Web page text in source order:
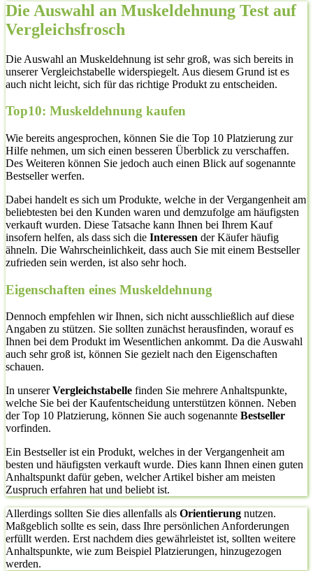
Die Auswahl an Muskeldehnung Test auf
Vergleichsfrosch
Die Auswahl an Muskeldehnung ist sehr groß, was sich bereits in
unserer Vergleichstabelle widerspiegelt. Aus diesem Grund ist es
auch nicht leicht, sich für das richtige Produkt zu entscheiden.
Top10: Muskeldehnung kaufen
Wie bereits angesprochen, können Sie die Top 10 Platzierung zur
Hilfe nehmen, um sich einen besseren Überblick zu verschaffen.
Des Weiteren können Sie jedoch auch einen Blick auf sogenannte
Bestseller werfen.
Dabei handelt es sich um Produkte, welche in der Vergangenheit am
beliebtesten bei den Kunden waren und demzufolge am häufigsten
verkauft wurden. Diese Tatsache kann Ihnen bei Ihrem Kauf
insofern helfen, als dass sich die Interessen der Käufer häufig
ähneln. Die Wahrscheinlichkeit, dass auch Sie mit einem Bestseller
zufrieden sein werden, ist also sehr hoch.
Eigenschaften eines Muskeldehnung
Dennoch empfehlen wir Ihnen, sich nicht ausschließlich auf diese
Angaben zu stützen. Sie sollten zunächst herausfinden, worauf es
Ihnen bei dem Produkt im Wesentlichen ankommt. Da die Auswahl
auch sehr groß ist, können Sie gezielt nach den Eigenschaften
schauen.
In unsererVergleichstabelle finden Sie mehrere Anhaltspunkte,
welche Sie bei der Kaufentscheidung unterstützen können. Neben
der Top 10 Platzierung, können Sie auch sogenannte Bestseller
vorfinden.
Ein Bestseller ist ein Produkt, welches in der Vergangenheit am
besten und häufigsten verkauft wurde. Dies kann Ihnen einen guten
Anhaltspunkt dafür geben, welcher Artikel bisher am meisten
Zuspruch erfahren hat und beliebt ist.
Allerdings sollten Sie dies allenfalls als Orientierung nutzen.
Maßgeblich sollte es sein, dass Ihre persönlichen Anforderungen
erfüllt werden. Erst nachdem dies gewährleistet ist, sollten weitere
Anhaltspunkte, wie zum Beispiel Platzierungen, hinzugezogen
werden.